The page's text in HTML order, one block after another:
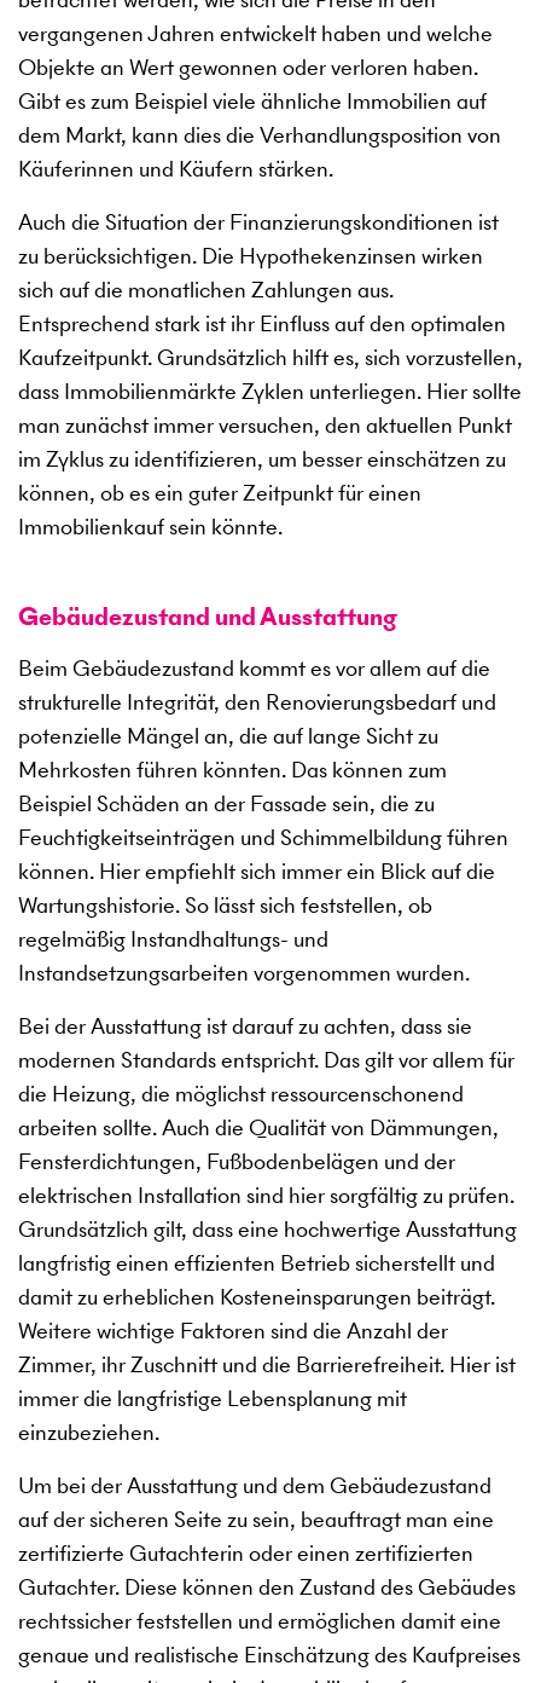
vergangenen Jahren entwickelt haben und welche
Objekte an Wert gewonnen oder verloren haben.
Gibt es zum Beispiel viele ähnliche Immobilien auf
dem Markt, kann dies die Verhandlungsposition von
Käuferinnen und Käufern stärken.
Auch die Situation der Finanzierungskonditionen ist
zu berücksichtigen. Die Hypothekenzinsen wirken
sich auf die monatlichen Zahlungen aus.
Entsprechend stark ist ihr Einfluss auf den optimalen
Kaufzeitpunkt. Grundsätzlich hilft es, sich vorzustellen,
dass Immobilienmärkte Zyklen unterliegen. Hier sollte
man zunächst immer versuchen, den aktuellen Punkt
im Zyklus zu identifizieren, um besser einschätzen zu
können, ob es ein guter Zeitpunkt für einen
Immobilienkauf sein könnte.
Gebäudezustand und Ausstattung
Beim Gebäudezustand kommt es vor allem auf die
strukturelle Integrität, den Renovierungsbedarf und
potenzielle Mängel an, die auf lange Sicht zu
Mehrkosten führen könnten. Das können zum
Beispiel Schäden an der Fassade sein, die zu
Feuchtigkeitseinträgen und Schimmelbildung führen
können. Hier empfiehlt sich immer ein Blick auf die
Wartungshistorie. So lässt sich feststellen, ob
regelmäßig Instandhaltungs- und
Instandsetzungsarbeiten vorgenommen wurden.
Bei der Ausstattung ist darauf zu achten, dass sie
modernen Standards entspricht. Das gilt vor allem für
die Heizung, die möglichst ressourcenschonend
arbeiten sollte. Auch die Qualität von Dämmungen,
Fensterdichtungen, Fußbodenbelägen und der
elektrischen Installation sind hier sorgfältig zu prüfen.
Grundsätzlich gilt, dass eine hochwertige Ausstattung
langfristig einen effizienten Betrieb sicherstellt und
damit zu erheblichen Kosteneinsparungen beiträgt.
Weitere wichtige Faktoren sind die Anzahl der
Zimmer, ihr Zuschnitt und die Barrierefreiheit. Hier ist
immer die langfristige Lebensplanung mit
einzubeziehen.
Um bei der Ausstattung und dem Gebäudezustand
auf der sicheren Seite zu sein, beauftragt man eine
zertifizierte Gutachterin oder einen zertifizierten
Gutachter. Diese können den Zustand des Gebäudes
rechtssicher feststellen und ermöglichen damit eine
genaue und realistische Einschätzung des Kaufpreises